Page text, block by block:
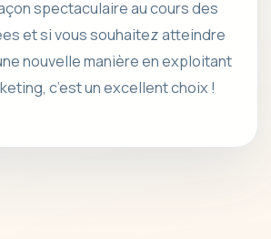
spectaculaire au cours des
et si vous souhaitez atteindre
nouvelle manière en exploitant
c’est un excellent choix !